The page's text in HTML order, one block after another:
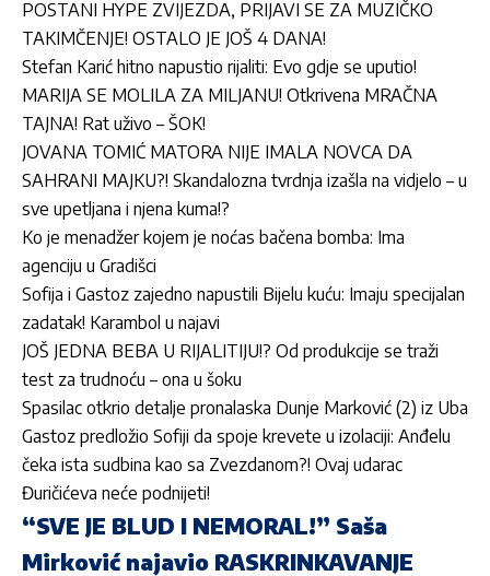
POSTANI HYPE ZVIJEZDA, PRIJAVI SE ZA MUZIČKO
TAKIMČENJE! OSTALO JE JOŠ 4 DANA!
Stefan Karić hitno napustio rijaliti: Evo gdje se uputio!
MARIJA SE MOLILA ZA MILJANU! Otkrivena MRAČNA
TAJNA! Rat uživo – ŠOK!
JOVANA TOMIĆ MATORA NIJE IMALA NOVCA DA
SAHRANI MAJKU?! Skandalozna tvrdnja izašla na vidjelo – u
sve upetljana i njena kuma!?
Ko je menadžer kojem je noćas bačena bomba: Ima
agenciju u Gradišci
Sofija i Gastoz zajedno napustili Bijelu kuću: Imaju specijalan
zadatak! Karambol u najavi
JOŠ JEDNA BEBA U RIJALITIJU!? Od produkcije se traži
test za trudnoću – ona u šoku
Spasilac otkrio detalje pronalaska Dunje Marković (2) iz Uba
Gastoz predložio Sofiji da spoje krevete u izolaciji: Anđelu
čeka ista sudbina kao sa Zvezdanom?! Ovaj udarac
Đuričićeva neće podnijeti!
“SVE JE BLUD I NEMORAL!” Saša
Mirković najavio RASKRINKAVANJE